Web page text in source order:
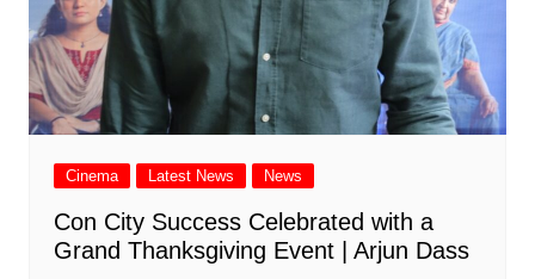
Cinema Latest News News
Con City Success Celebrated with a
Grand Thanksgiving Event | Arjun Dass